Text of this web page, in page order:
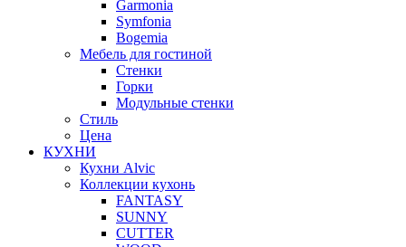
Garmonia
Symfonia
Bogemia
Мебель для гостиной
Стенки
Горки
Модульные стенки
Стиль
Цена
КУХНИ
Кухни Alvic
Коллекции кухонь
FANTASY
SUNNY
CUTTER